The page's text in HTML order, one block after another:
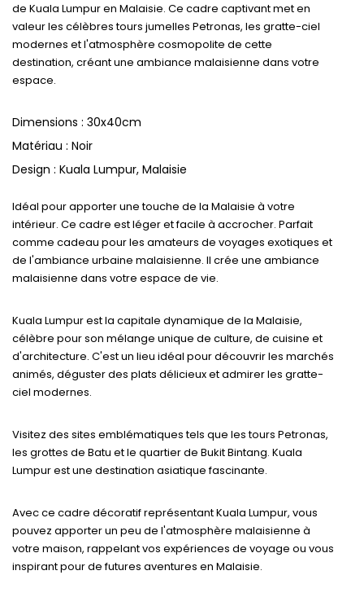
de Kuala Lumpur en Malaisie. Ce cadre captivant met en
valeur les célèbres tours jumelles Petronas, les gratte-ciel
modernes et l'atmosphère cosmopolite de cette
destination, créant une ambiance malaisienne dans votre
espace.
Dimensions : 30x40cm
Matériau : Noir
Design : Kuala Lumpur, Malaisie
Idéal pour apporter une touche de la Malaisie à votre
intérieur. Ce cadre est léger et facile à accrocher. Parfait
comme cadeau pour les amateurs de voyages exotiques et
de l'ambiance urbaine malaisienne. Il crée une ambiance
malaisienne dans votre espace de vie.
Kuala Lumpur est la capitale dynamique de la Malaisie,
célèbre pour son mélange unique de culture, de cuisine et
d'architecture. C'est un lieu idéal pour découvrir les marchés
animés, déguster des plats délicieux et admirer les gratte-
ciel modernes.
Visitez des sites emblématiques tels que les tours Petronas,
les grottes de Batu et le quartier de Bukit Bintang. Kuala
Lumpur est une destination asiatique fascinante.
Avec ce cadre décoratif représentant Kuala Lumpur, vous
pouvez apporter un peu de l'atmosphère malaisienne à
votre maison, rappelant vos expériences de voyage ou vous
inspirant pour de futures aventures en Malaisie.